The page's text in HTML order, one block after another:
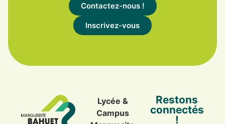
Contactez-nous !
Inscrivez-vous
Lycée &
Campus
Restons
connectés
!